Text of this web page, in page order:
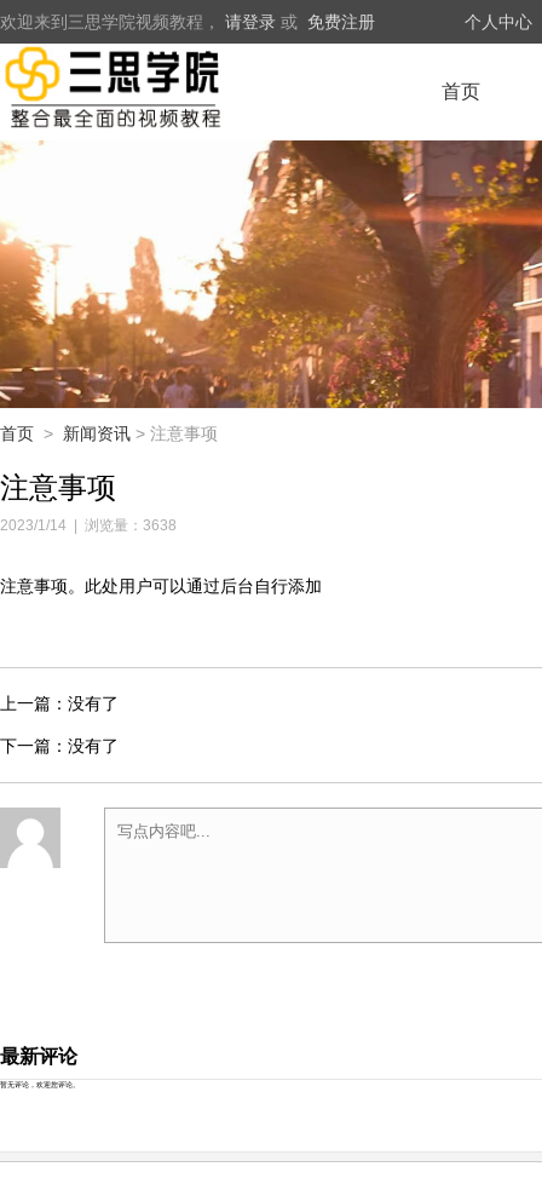
欢迎来到三思学院视频教程， 请登录 或 免费注册 个人中心
首页
首页 > 新闻资讯 > 注意事项
注意事项
2023/1/14 | 浏览量：3638
注意事项。此处用户可以通过后台自行添加
上一篇：没有了
下一篇：没有了
最新评论
暂无评论，欢迎您评论。